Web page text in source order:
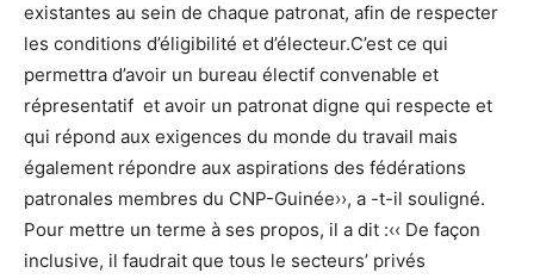
existantes au sein de chaque patronat, afin de respecter
les conditions d’éligibilité et d’électeur.C’est ce qui
permettra d’avoir un bureau électif convenable et
répresentatif et avoir un patronat digne qui respecte et
qui répond aux exigences du monde du travail mais
également répondre aux aspirations des fédérations
patronales membres du CNP-Guinée››, a -t-il souligné.
Pour mettre un terme à ses propos, il a dit :‹‹ De façon
inclusive, il faudrait que tous le secteurs’ privés